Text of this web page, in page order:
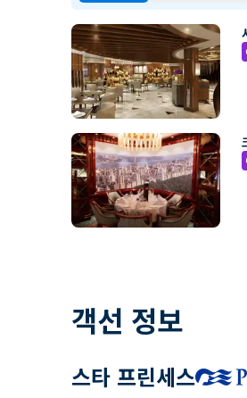
객선 정보
스타 프린세스